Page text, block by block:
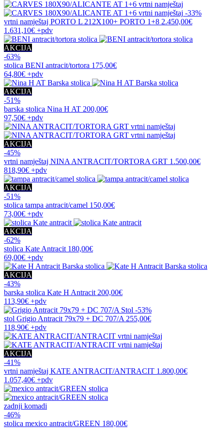
-33%
vrtni namještaj PORTO L 212X100+ PORTO 1+8 2.450,00€
1.631,10€ +pdv
AKCIJA
-63%
stolica BENI antracit/tortora 175,00€
64,80€ +pdv
AKCIJA
-51%
barska stolica Nina H AT 200,00€
97,50€ +pdv
AKCIJA
-45%
vrtni namještaj NINA ANTRACIT/TORTORA GRT 1.500,00€
818,90€ +pdv
AKCIJA
-51%
stolica tampa antracit/camel 150,00€
73,00€ +pdv
AKCIJA
-62%
stolica Kate Antracit 180,00€
69,00€ +pdv
AKCIJA
-43%
barska stolica Kate H Antracit 200,00€
113,90€ +pdv
-53%
stol Grigio Antracit 79x79 + DC 707/A 255,00€
118,90€ +pdv
AKCIJA
-41%
vrtni namještaj KATE ANTRACIT/ANTRACIT 1.800,00€
1.057,40€ +pdv
zadnji komadi
-46%
stolica mexico antracit/GREEN 180,00€